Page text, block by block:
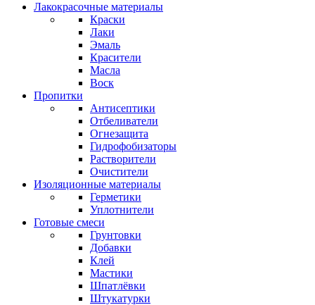
Лакокрасочные материалы
Краски
Лаки
Эмаль
Красители
Масла
Воск
Пропитки
Антисептики
Отбеливатели
Огнезащита
Гидрофобизаторы
Растворители
Очистители
Изоляционные материалы
Герметики
Уплотнители
Готовые смеси
Грунтовки
Добавки
Клей
Мастики
Шпатлёвки
Штукатурки